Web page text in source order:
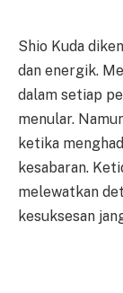
Shio Kuda
dan energik.
dalam setiap
menular.
ketika
kesabaran.
melewatkan
kesuksesan